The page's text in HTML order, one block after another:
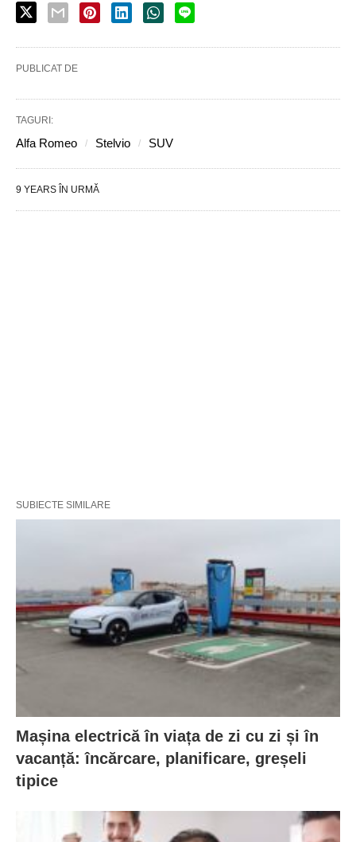
PUBLICAT DE
TAGURI:
Alfa Romeo Stelvio SUV
9 YEARS ÎN URMĂ
SUBIECTE SIMILARE
Mașina electrică în viața de zi cu zi și în
vacanță: încărcare, planificare, greșeli
tipice